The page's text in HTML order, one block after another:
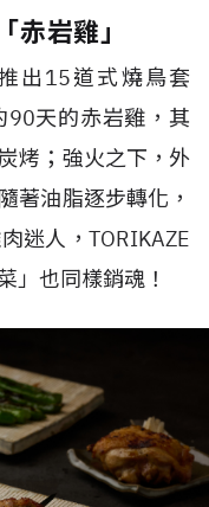
岩雞」
出15道式燒鳥套
90天的赤岩雞，其
烤；強火之下，外
著油脂逐步轉化，
迷人， TORIKAZE
」也同樣銷魂！